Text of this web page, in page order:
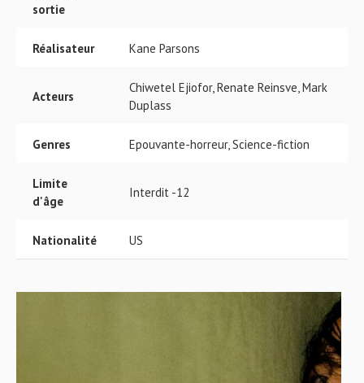
sortie
Réalisateur Kane Parsons
Acteurs
Chiwetel Ejiofor, Renate Reinsve, Mark
Duplass
Genres Epouvante-horreur, Science-fiction
Limite
d'âge
Interdit -12
Nationalité US